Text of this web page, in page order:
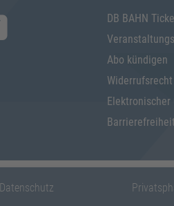
DB BAHN
Abo kündigen
Elektronischer
Barrierefreiheit
Datenschutz